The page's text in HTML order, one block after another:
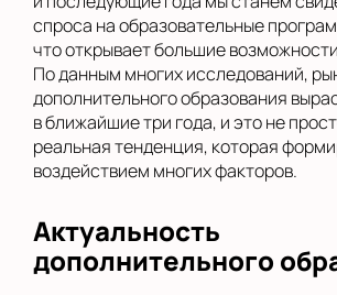
спроса на образовательные
что открывает большие
По данным многих исследований,
дополнительного образования
в ближайшие три года, и это не
реальная тенденция, которая
воздействием многих факторов.
Актуальность
дополнительного